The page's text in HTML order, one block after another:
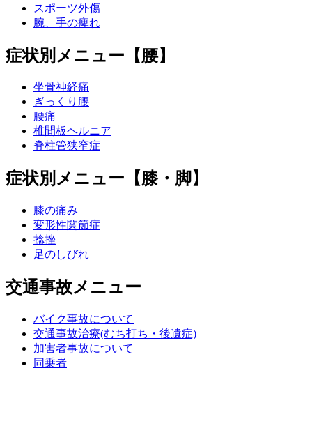
スポーツ外傷
腕、手の痺れ
症状別メニュー【腰】
坐骨神経痛
ぎっくり腰
腰痛
椎間板ヘルニア
脊柱管狭窄症
症状別メニュー【膝・脚】
膝の痛み
変形性関節症
捻挫
足のしびれ
交通事故メニュー
バイク事故について
交通事故治療(むち打ち・後遺症)
加害者事故について
同乗者